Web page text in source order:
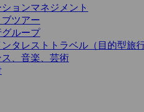
ョンマネジメント
ツアー
ループ
タレストトラベル（目的型旅行
、音楽、芸術